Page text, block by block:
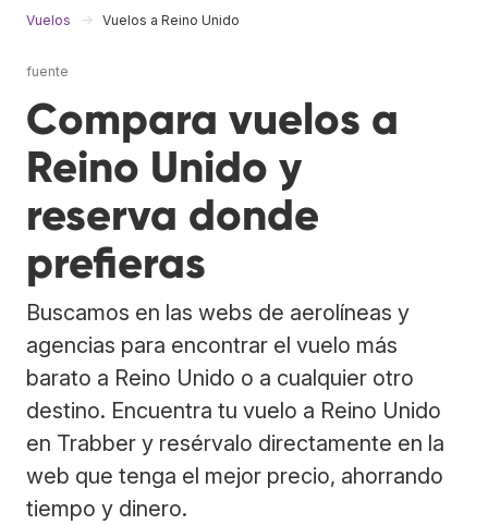
Vuelos Vuelos a Reino Unido
fuente
Compara vuelos a
Reino Unido y
reserva donde
prefieras
Buscamos en las webs de aerolíneas y
agencias para encontrar el vuelo más
barato a Reino Unido o a cualquier otro
destino. Encuentra tu vuelo a Reino Unido
en Trabber y resérvalo directamente en la
web que tenga el mejor precio, ahorrando
tiempo y dinero.